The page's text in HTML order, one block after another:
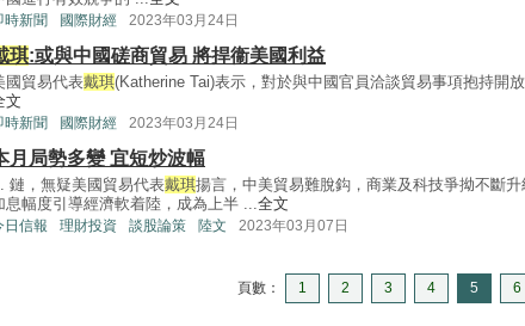
時新聞 國際財經 2023年03月24日
琪:或與中國磋商貿易 將捍衞美國利益
國貿易代表戴琪(Katherine Tai)表示，對於與中國官員洽談貿易事項抱持開
文
時新聞 國際財經 2023年03月24日
月局勢多變 宜短炒波幅
鏈，無疑美國貿易代表戴琪揚言，中美貿易難脫鈎，商業及科技爭拗不斷升
息幅度引導經濟軟着陸，成為上半 ...全文
日信報 理財投資 談股論策 陸文 2023年03月07日
頁數： 1 2 3 4 5 6